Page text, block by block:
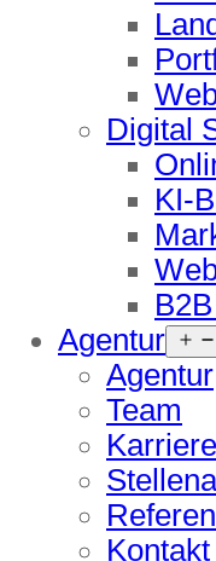
Digital
KI-
Agentur
Agentur
Team
Karriere
Kontakt